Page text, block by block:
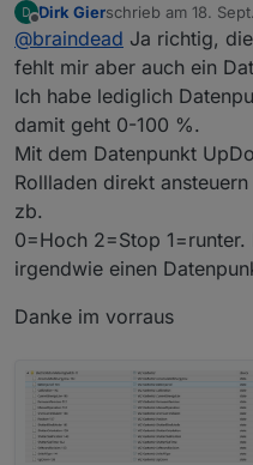
100% haben. Bei
kommen rein, bei
ioBroker gibt es
Übersetzung
JSON)
auf einen
es für mich keine
nicht näher
Offline
Dirk Gierschrieb am 18.
zuletzt editiert von
@braindead Ja richtig,
fehlt mir aber auch ein
Ich habe lediglich
damit geht 0-100 %.
Mit dem Datenpunkt
Rollladen direkt
zb.
0=Hoch 2=Stop
irgendwie einen
Danke im vorraus